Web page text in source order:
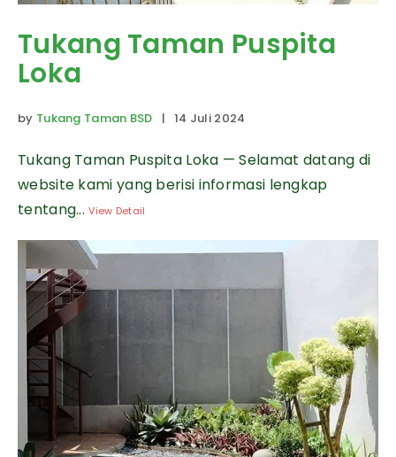
Tukang Taman Puspita
Loka
by Tukang Taman BSD | 14 Juli 2024
Tukang Taman Puspita Loka — Selamat datang di
website kami yang berisi informasi lengkap
tentang...View Detail